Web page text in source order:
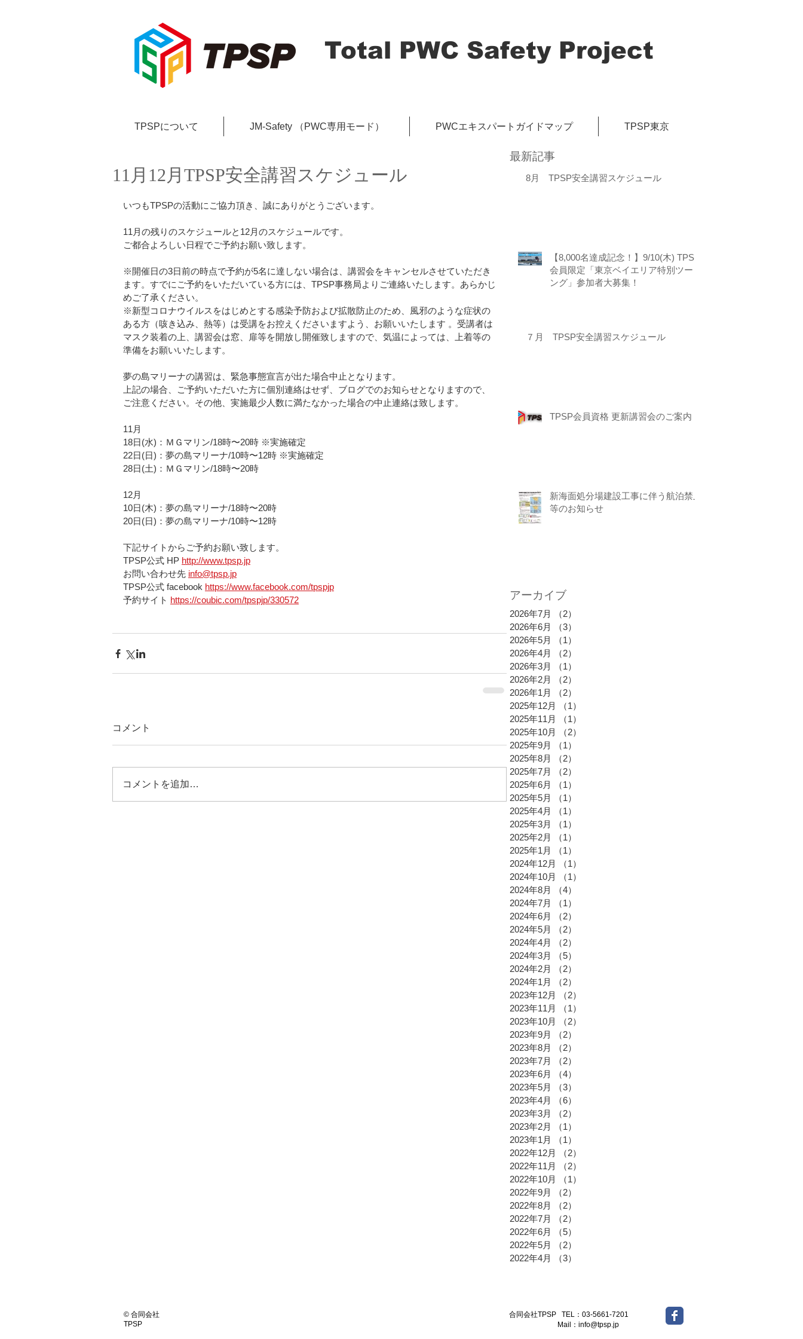
Total PWC Safety Project
TPSPについて JM-Safety （PWC専用モード） PWCエキスパートガイドマップ TPSP東京
11月12月TPSP安全講習スケジュール
いつもTPSPの活動にご協力頂き、誠にありがとうございます。
11月の残りのスケジュールと12月のスケジュールです。
ご都合よろしい日程でご予約お願い致します。
※開催日の3日前の時点で予約が5名に達しない場合は、講習会をキャンセルさせていただき
ます。すでにご予約をいただいている方には、TPSP事務局よりご連絡いたします。あらかじ
めご了承ください。
※新型コロナウイルスをはじめとする感染予防および拡散防止のため、風邪のような症状の
ある方（咳き込み、熱等）は受講をお控えくださいますよう、お願いいたします 。受講者は
マスク装着の上、講習会は窓、扉等を開放し開催致しますので、気温によっては、上着等の
準備をお願いいたします。
夢の島マリーナの講習は、緊急事態宣言が出た場合中止となります。
上記の場合、ご予約いただいた方に個別連絡はせず、ブログでのお知らせとなりますので、
ご注意ください。その他、実施最少人数に満たなかった場合の中止連絡は致します。
11月
18日(水)：ＭＧマリン/18時〜20時 ※実施確定
22日(日)：夢の島マリーナ/10時〜12時 ※実施確定
28日(土)：ＭＧマリン/18時〜20時
12月
10日(木)：夢の島マリーナ/18時〜20時
20日(日)：夢の島マリーナ/10時〜12時
下記サイトからご予約お願い致します。
TPSP公式 HP http://www.tpsp.jp
お問い合わせ先 info@tpsp.jp
TPSP公式 facebook https://www.facebook.com/tpspjp
予約サイト https://coubic.com/tpspjp/330572
コメント
コメントを追加…
最新記事
8月 TPSP安全講習スケジュール
【8,000名達成記念！】9/10(木) TPSP
会員限定「東京ベイエリア特別ツーリ
ング」参加者大募集！
７月 TPSP安全講習スケジュール
TPSP会員資格 更新講習会のご案内
新海面処分場建設工事に伴う航泊禁止
等のお知らせ
アーカイブ
2026年7月 （2）
2026年6月
（3）
2026年5月
（1）
2026年4月
（2）
2026年3月
（1）
2026年2月
（2）
2026年1月
（2）
2025年12月
（1）
2025年11月
（1）
2025年10月
（2）
2025年9月
（1）
2025年8月
（2）
2025年7月
（2）
2025年6月
（1）
2025年5月
（1）
2025年4月
（1）
2025年3月
（1）
2025年2月
（1）
2025年1月
（1）
2024年12月
（1）
2024年10月
（1）
2024年8月
（4）
2024年7月
（1）
2024年6月
（2）
2024年5月
（2）
2024年4月
（2）
2024年3月
（5）
2024年2月
（2）
2024年1月
（2）
2023年12月
（2）
2023年11月
（1）
2023年10月
（2）
2023年9月
（2）
2023年8月
（2）
2023年7月
（2）
2023年6月
（4）
2023年5月
（3）
2023年4月
（6）
2023年3月
（2）
2023年2月
（1）
2023年1月
（1）
2022年12月
（2）
2022年11月
（2）
2022年10月
（1）
2022年9月
（2）
2022年8月
（2）
2022年7月
（2）
2022年6月
（5）
2022年5月
（2）
2022年4月
（3）
© 合同会社
TPSP
合同会社TPSP TEL：03-5661-7201
Mail： info@tpsp.jp